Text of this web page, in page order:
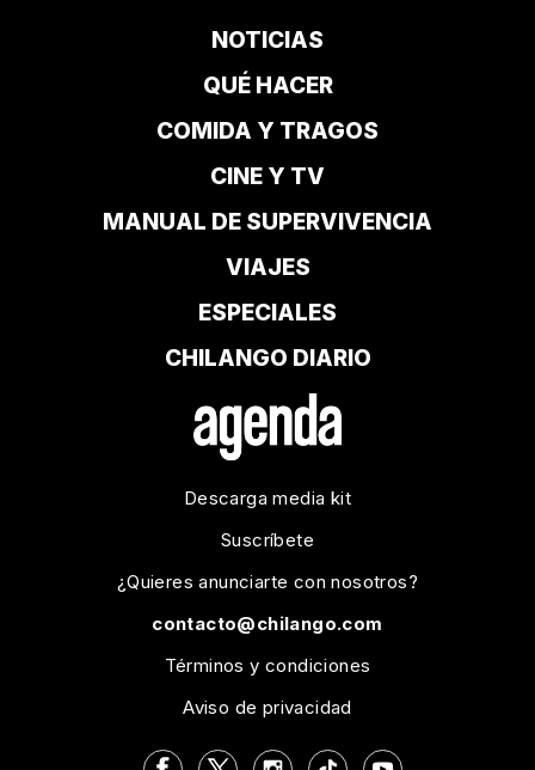
NOTICIAS
QUÉ HACER
COMIDA Y TRAGOS
CINE Y TV
MANUAL DE SUPERVIVENCIA
VIAJES
ESPECIALES
CHILANGO DIARIO
Descarga media kit
Suscríbete
¿Quieres anunciarte con nosotros?
contacto@chilango.com
Términos y condiciones
Aviso de privacidad